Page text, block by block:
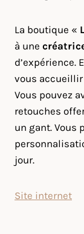
La boutique «
à une
d’expérience.
vous
Vous pouvez
retouches
un gant. Vous
jour.
Site internet